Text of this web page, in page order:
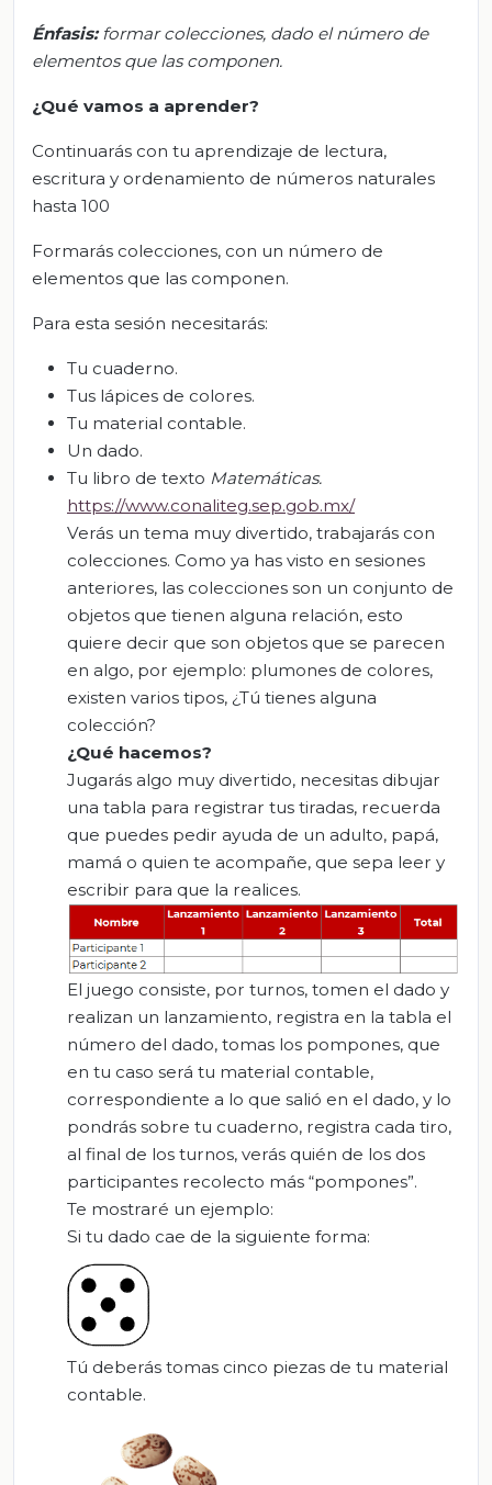
Énfasis: formar colecciones, dado el número de
elementos que las componen.
¿Qué vamos a aprender?
Continuarás con tu aprendizaje de lectura,
escritura y ordenamiento de números naturales
hasta 100
Formarás colecciones, con un número de
elementos que las componen.
Para esta sesión necesitarás:
Tu cuaderno.
Tus lápices de colores.
Tu material contable.
Un dado.
Tu libro de texto Matemáticas.
https://www.conaliteg.sep.gob.mx/
Verás un tema muy divertido, trabajarás con
colecciones. Como ya has visto en sesiones
anteriores, las colecciones son un conjunto de
objetos que tienen alguna relación, esto
quiere decir que son objetos que se parecen
en algo, por ejemplo: plumones de colores,
existen varios tipos, ¿Tú tienes alguna
colección?
¿Qué hacemos?
Jugarás algo muy divertido, necesitas dibujar
una tabla para registrar tus tiradas, recuerda
que puedes pedir ayuda de un adulto, papá,
mamá o quien te acompañe, que sepa leer y
escribir para que la realices.
El juego consiste, por turnos, tomen el dado y
realizan un lanzamiento, registra en la tabla el
número del dado, tomas los pompones, que
en tu caso será tu material contable,
correspondiente a lo que salió en el dado, y lo
pondrás sobre tu cuaderno, registra cada tiro,
al final de los turnos, verás quién de los dos
participantes recolecto más “pompones”.
Te mostraré un ejemplo:
Si tu dado cae de la siguiente forma:
Tú deberás tomas cinco piezas de tu material
contable.